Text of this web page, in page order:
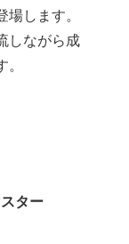
します。
しながら成
ター